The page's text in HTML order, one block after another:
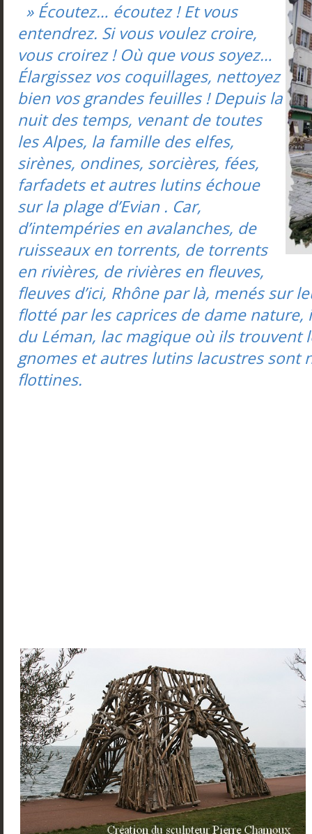
» Écoutez… écoutez ! Et vous
entendrez. Si vous voulez croire,
vous croirez ! Où que vous soyez…
Élargissez vos coquillages, nettoyez
bien vos grandes feuilles ! Depuis la
nuit des temps, venant de toutes
les Alpes, la famille des elfes,
sirènes, ondines, sorcières, fées,
farfadets et autres lutins échoue
sur la plage d’Evian . Car,
d’intempéries en avalanches, de
ruisseaux en torrents, de torrents
en rivières, de rivières en fleuves,
fleuves d’ici, Rhône par là, menés sur
flotté par les caprices de dame
du Léman, lac magique où ils trouvent
gnomes et autres lutins lacustres sont
flottines.